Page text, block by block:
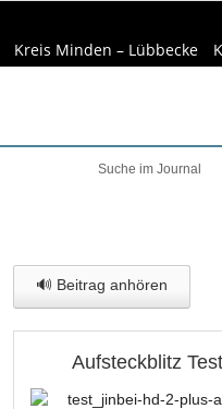
Kreis Minden – Lübbecke
🔊 Beitrag anhören
Aufsteckblitz